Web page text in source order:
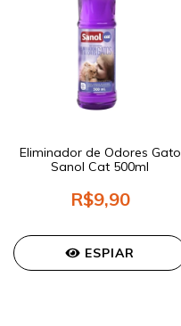
Eliminador de Odores Gato
Sanol Cat 500ml
R$9,90
ESPIAR